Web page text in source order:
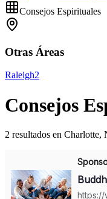
Consejos Espirituales
Otras Áreas
Raleigh2
Consejos
2 resultados en Charlotte,